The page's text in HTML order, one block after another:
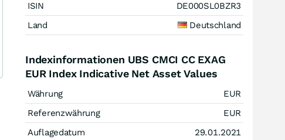
ISIN
DE000SL0BZR3
Land
Deutschland
Indexinformationen UBS CMCI CC EXAG
EUR Index Indicative Net Asset Values
Währung
EUR
Referenzwährung
EUR
Auflagedatum
29.01.2021